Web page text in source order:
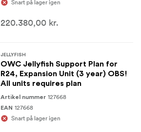
Snart på lager igen
220.380,00 kr.
JELLYFISH
OWC Jellyfish Support Plan for
R24, Expansion Unit (3 year) OBS!
All units requires plan
Artikel nummer 127668
EAN 127668
Snart på lager igen